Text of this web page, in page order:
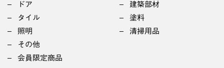
ドア
タイル
照明
その他
会員限定商品
建築部材
塗料
清掃用品